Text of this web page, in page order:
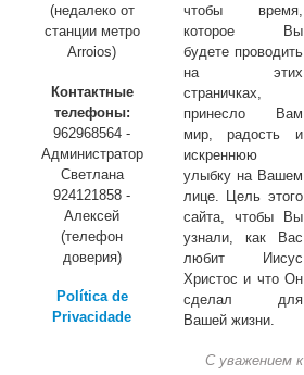
(недалеко от
станции метро
Arroios)
Контактные
телефоны:
962968564 -
Администратор
Светлана
924121858 -
Алексей
(телефон
доверия)
Política de
Privacidade
чтобы время,
которое Вы
будете проводить
на этих
страничках,
принесло Вам
мир, радость и
искреннюю
улыбку на Вашем
лице. Цель этого
сайта, чтобы Вы
узнали, как Вас
любит Иисус
Христос и что Он
сделал для
Вашей жизни.
С уважением к